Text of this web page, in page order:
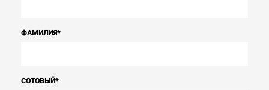
ФАМИЛИЯ*
СОТОВЫЙ*